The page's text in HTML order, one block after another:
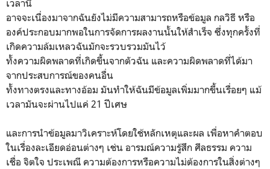
เวลานี้
อาจจะเนื่องมาจากฉันยังไม่มีความสามารถหรือข้อมูล กลวิธี หรือ
องค์ประกอบมากพอในการจัดการผลงานนั้นให้สำเร็จ ซึ่งทุกครั้งที่
เกิดความล้มเหลวฉันมักจะรวบรวมมันไว้
ทั้งความผิดพลาดที่เกิดขึ้นจากตัวฉัน และความผิดพลาดที่ได้มา
จากประสบการณ์ของคนอื่น
ทั้งทางตรงและทางอ้อม มันทำให้ฉันมีข้อมูลเพิ่มมากขึ้นเรื่อยๆ แม้
เวลามันจะผ่านไปแค่ 21 ปีเศษ
และการนำข้อมูลมาวิเคราะห์โดยใช้หลักเหตุและผล เพื่อหาคำตอบ
ในเรื่องละเอียดอ่อนต่างๆ เช่น อารมณ์ความรู้สึก ศีลธรรม ความ
เชื่อ จิตใจ ประเพณี ความต้องการหรือความไม่ต้องการในสิ่งต่างๆ